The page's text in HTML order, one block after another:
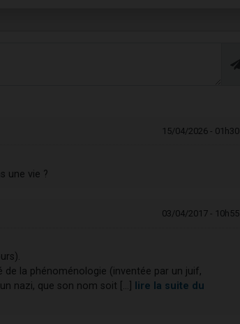
15/04/2026 - 01h30
une vie ?
03/04/2017 - 10h55
la phénoménologie (inventée par un juif,
nazi, que son nom soit [...]
lire la suite du